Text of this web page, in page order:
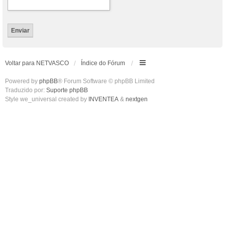
Voltar para NETVASCO Índice do Fórum
Powered by phpBB® Forum Software © phpBB Limited
Traduzido por: Suporte phpBB
Style we_universal created by INVENTEA & nextgen